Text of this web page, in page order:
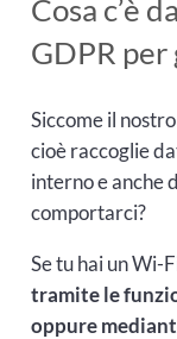
Cosa c’è
GDPR per
Siccome il nostro
cioè raccoglie
interno e anche
comportarci?
Se tu hai un Wi-
tramite le
oppure